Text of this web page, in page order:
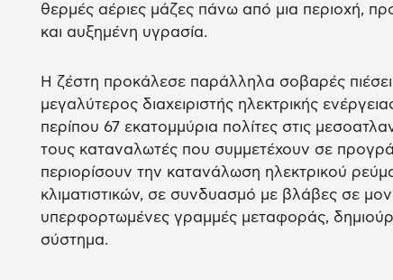
θερμές αέριες μάζες πάνω από μια περιοχή,
και αυξημένη υγρασία.
Η ζέστη προκάλεσε παράλληλα σοβαρές
μεγαλύτερος διαχειριστής ηλεκτρικής
περίπου 67 εκατομμύρια πολίτες στις
τους καταναλωτές που συμμετέχουν σε
περιορίσουν την κατανάλωση ηλεκτρικού
κλιματιστικών, σε συνδυασμό με βλάβες σε
υπερφορτωμένες γραμμές μεταφοράς,
σύστημα.